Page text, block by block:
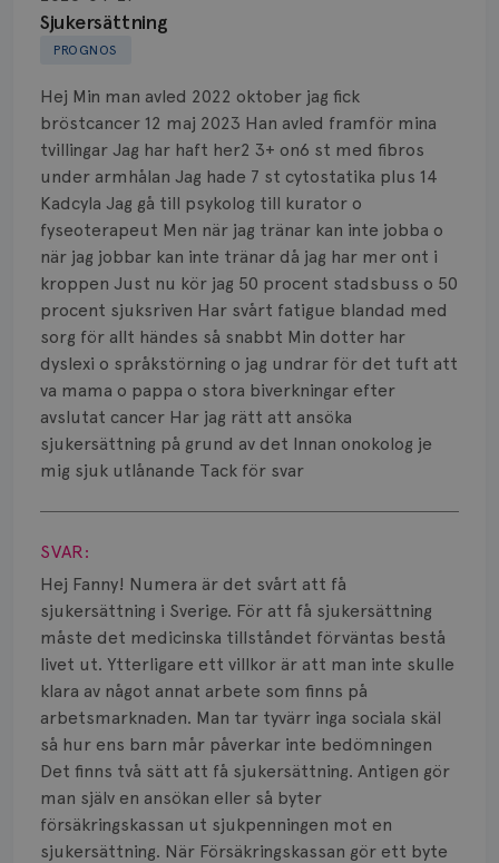
PROGNOS
Sjukersättning
Hej Min man avled 2022 oktober jag fick
bröstcancer 12 maj 2023 Han avled framför mina
tvillingar Jag har haft her2 3+ on6 st med fibros
under armhålan Jag hade 7 st cytostatika plus 14
Kadcyla Jag gå till psykolog till kurator o
fyseoterapeut Men när jag tränar kan inte jobba o
när jag jobbar kan inte tränar då jag har mer ont i
kroppen Just nu kör jag 50 procent stadsbuss o 50
procent sjuksriven Har svårt fatigue blandad med
sorg för allt händes så snabbt Min dotter har
dyslexi o språkstörning o jag undrar för det tuft att
va mama o pappa o stora biverkningar efter
avslutat cancer Har jag rätt att ansöka
sjukersättning på grund av det Innan onokolog je
mig sjuk utlånande Tack för svar
Visa svar
SVAR:
Hej Fanny! Numera är det svårt att få
sjukersättning i Sverige. För att få sjukersättning
måste det medicinska tillståndet förväntas bestå
livet ut. Ytterligare ett villkor är att man inte skulle
klara av något annat arbete som finns på
arbetsmarknaden. Man tar tyvärr inga sociala skäl
så hur ens barn mår påverkar inte bedömningen
Det finns två sätt att få sjukersättning. Antigen gör
man själv en ansökan eller så byter
försäkringskassan ut sjukpenningen mot en
sjukersättning. När Försäkringskassan gör ett byte
Biopsi
Biverkningar
Bröstvårta
Knöl
Läkemedel
Typ av bröstcancer
Smärta
Prognos
Risker
Spridd bröstcancer
Vätska